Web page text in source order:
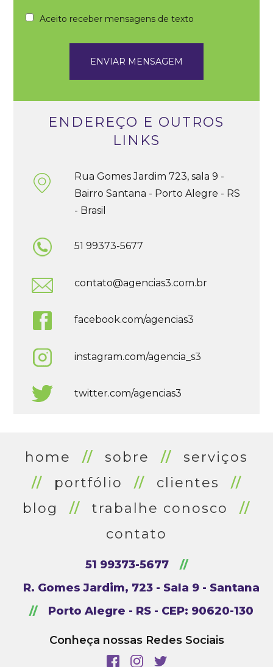
Aceito receber mensagens de texto
ENDEREÇO E OUTROS
LINKS
Rua Gomes Jardim 723, sala 9 -
Bairro Santana - Porto Alegre - RS
- Brasil
51 99373-5677
contato@agencias3.com.br
facebook.com/agencias3
instagram.com/agencia_s3
twitter.com/agencias3
home // sobre //
serviços
//
portfólio // clientes
//
blog
// trabalhe conosco
//
contato
51 99373-5677
//
R. Gomes Jardim, 723 - Sala 9 - Santana
//
Porto Alegre - RS - CEP: 90620-130
Conheça nossas Redes Sociais